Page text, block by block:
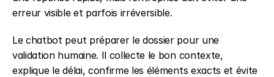
erreur visible et parfois irréversible.
Le chatbot peut préparer le dossier pour une
validation humaine. Il collecte le bon contexte,
explique le délai, confirme les éléments exacts et évite